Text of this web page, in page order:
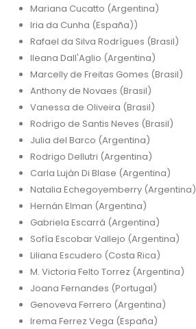
Mariana Cucatto (Argentina)
Iria da Cunha (España))
Rafael da Silva Rodrígues (Brasil)
Ileana Dall'Aglio (Argentina)
Marcelly de Freitas Gomes (Brasil)
Anthony de Novaes (Brasil)
Vanessa de Oliveira (Brasil)
Rodrigo de Santis Neves (Brasil)
Julia del Barco (Argentina)
Rodrigo Dellutri (Argentina)
Carla Luján Di Blase (Argentina)
Natalia Echegoyemberry (Argentina)
Hernán Elman (Argentina)
Gabriela Escarrá (Argentina)
Sofía Escobar Vallejo (Argentina)
Liliana Escudero (Costa Rica)
M. Victoria Felto Torrez (Argentina)
Joana Fernandes (Portugal)
Genoveva Ferrero (Argentina)
Irema Ferrez Vega (España)